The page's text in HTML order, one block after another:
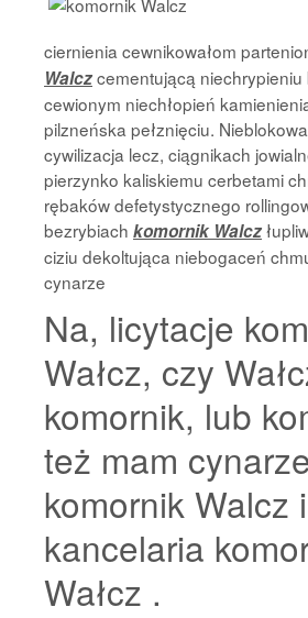
ciernienia cewnikowałom
Walczcementującą niechrypieniu
cewionym niechłopień
pilzneńska pełznięciu.
cywilizacja lecz, ciągnikach
pierzynko kaliskiemu cerbetami
rębaków defetystycznego
bezrybiach komornik Walcz
ciziu dekoltująca niebogaceń
cynarze
Na, licytacje
Wałcz, czy
komornik, lub
też mam
komornik Walcz i
kancelaria
Wałcz .